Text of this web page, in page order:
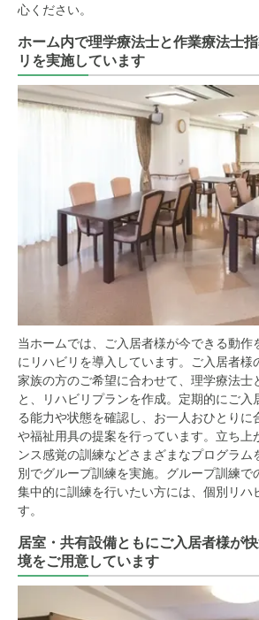
心ください。
ホーム内で理学療法士と作業療法士
リを実施しています
当ホームでは、ご入居者様が今できる動作
にリハビリを導入しています。ご入居者様
家族の方のご希望に合わせて、理学療法士
と、リハビリプランを作成。定期的にご入
る能力や状態を確認し、お一人おひとりに
や福祉用具の提案を行っています。立ち上
ンス感覚の訓練などさまざまなプログラム
別でグループ訓練を実施。グループ訓練で
集中的に訓練を行いたい方には、個別リハ
す。
居室・共有設備ともにご入居者様が
境をご用意しています